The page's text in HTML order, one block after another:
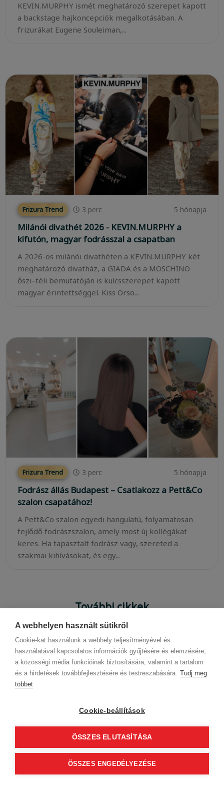
A webhelyen használt sütikről
Cookie-kat használunk a webhely teljesítményével és
használatával kapcsolatos információk gyűjtésére és elemzésére,
a közösségi média funkcióinak biztosítására, valamint a tartalom
és a hirdetések továbbfejlesztésére és testreszabására. Tudj meg
többet
Cookie-beállítások
ÖSSZES ELUTASÍTÁSA
ÖSSZES ENGEDÉLYEZÉSE
KEVIN.MURPHY ismét meghatározó szerepet kapott
a backstage hajkoncepciók megalkotásában. A
frizurákat Eugene Souleiman,...
Frizura Trend 3 perc 5 hónapja
Milánói divathét 2026 - KEVIN.MURPHY a
kifutón, magyar fodrásszal a csapatban
A 2026-os milánói divathéten a KEVIN.MURPHY két
meghatározó divatház, a GIADA és a MOSCHINO
őszi–téli bemutatóján is kulcsszerepet kapott
magyar érintettséggel. Kiss Orso...
Frizura Trend 3 perc 5 hónapja
Fodrász állás Budapest – Csatlakozz a Pett&Co
szalon csapatához!
A Pett&Co szalon egyedi hangulatú, folyamatosan
fejlődő fodrászszalon, amely most új kollégákat
keres. Ha tapasztalt fodrász vagy, szereted a
szakmai kihívásokat, és egy...
További cikkek
3 perc